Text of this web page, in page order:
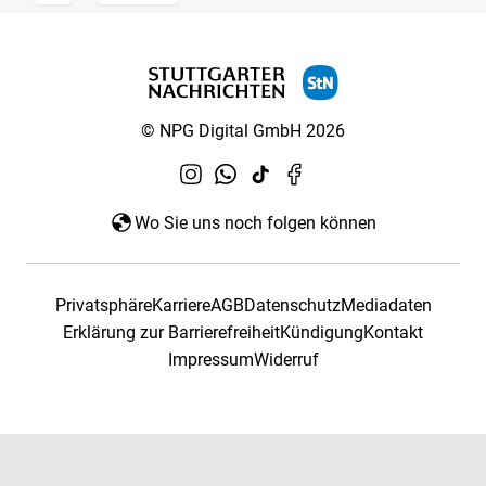
© NPG Digital GmbH 2026
Wo Sie uns noch folgen können
PrivatsphäreKarriereAGBDatenschutzMediadaten
Erklärung zur BarrierefreiheitKündigungKontakt
ImpressumWiderruf